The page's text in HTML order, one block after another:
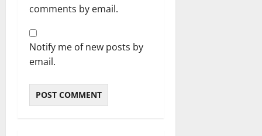
comments by email.
Notify me of new posts by
email.